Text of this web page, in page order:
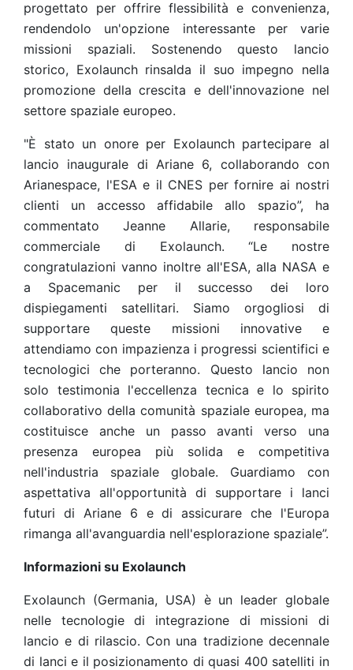
progettato per offrire flessibilità e convenienza,
rendendolo un'opzione interessante per varie
missioni spaziali. Sostenendo questo lancio
storico, Exolaunch rinsalda il suo impegno nella
promozione della crescita e dell'innovazione nel
settore spaziale europeo.
"È stato un onore per Exolaunch partecipare al
lancio inaugurale di Ariane 6, collaborando con
Arianespace, l'ESA e il CNES per fornire ai nostri
clienti un accesso affidabile allo spazio”, ha
commentato Jeanne Allarie, responsabile
commerciale di Exolaunch. “Le nostre
congratulazioni vanno inoltre all'ESA, alla NASA e
a Spacemanic per il successo dei loro
dispiegamenti satellitari. Siamo orgogliosi di
supportare queste missioni innovative e
attendiamo con impazienza i progressi scientifici e
tecnologici che porteranno. Questo lancio non
solo testimonia l'eccellenza tecnica e lo spirito
collaborativo della comunità spaziale europea, ma
costituisce anche un passo avanti verso una
presenza europea più solida e competitiva
nell'industria spaziale globale. Guardiamo con
aspettativa all'opportunità di supportare i lanci
futuri di Ariane 6 e di assicurare che l'Europa
rimanga all'avanguardia nell'esplorazione spaziale”.
Informazioni su Exolaunch
Exolaunch (Germania, USA) è un leader globale
nelle tecnologie di integrazione di missioni di
lancio e di rilascio. Con una tradizione decennale
di lanci e il posizionamento di quasi 400 satelliti in